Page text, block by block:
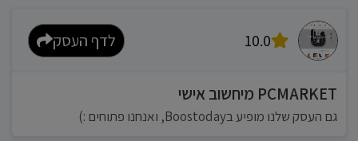
10.0 לדף העסק
PCMARKET מיחשוב אישי
גם העסק שלנו מופיע בBoostoday, ואנחנו פתוחים :)